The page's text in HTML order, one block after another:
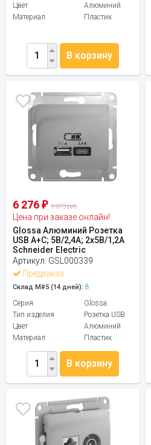
Цвет
Алюминий
Материал
Пластик
В корзину
6 276 ₽ 6 973 руб.
Цена при заказе онлайн!
Glossa Алюминий Розетка
USB A+C; 5В/2,4A; 2x5В/1,2A
Schneider Electric
Артикул: GSL000339
Предзаказ
Склад М#5 (14 дней): 8
Серия
Glossa
Тип изделия
Розетка USB
Цвет
Алюминий
Материал
Пластик
В корзину